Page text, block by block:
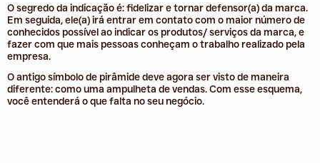
O segredo da indicação é: fidelizar e tornar defensor(a) da marca.
Em seguida, ele(a) irá entrar em contato com o maior número de
conhecidos possível ao indicar os produtos/ serviços da marca, e
fazer com que mais pessoas conheçam o trabalho realizado pela
empresa.
O antigo símbolo de pirâmide deve agora ser visto de maneira
diferente: como uma ampulheta de vendas. Com esse esquema,
você entenderá o que falta no seu negócio.